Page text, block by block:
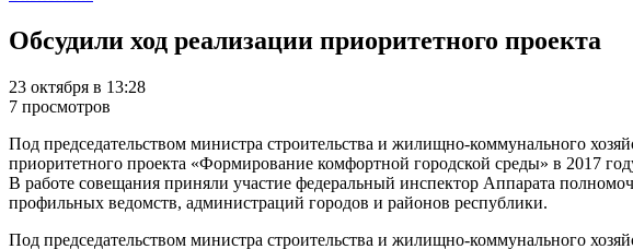
Обсудили ход реализации приоритетного проекта
23 октября в 13:28
7 просмотров
Под председательством министра строительства и жилищно-коммунального
приоритетного проекта «Формирование комфортной городской среды» в 2017
В работе совещания приняли участие федеральный инспектор Аппарата
профильных ведомств, администраций городов и районов республики.
Под председательством министра строительства и жилищно-коммунального